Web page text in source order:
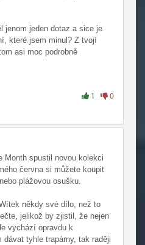
jenom jeden dotaz a sice je
které jsem minul? Z tvojí
asi moc podrobně
1 0
Month spustil novou kolekci
června si můžete koupit
plážovou osušku.
někdy své dílo, než to
jelikož by zjistil, že nejen
vychází opravdu k
tyhle trapárny, tak raději